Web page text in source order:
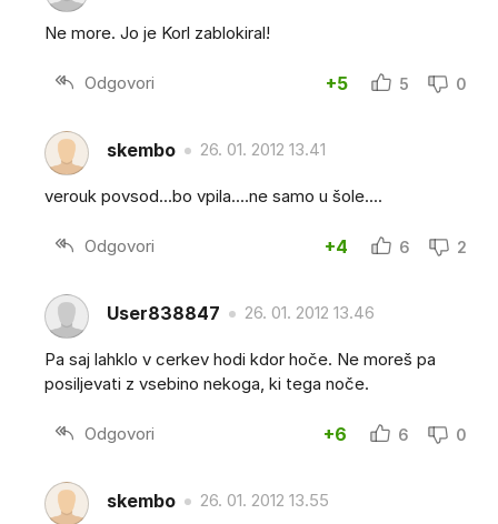
Ne more. Jo je Korl zablokiral!
Odgovori +5 5 0
skembo 26. 01. 2012 13.41
verouk povsod...bo vpila....ne samo u šole....
Odgovori +4 6 2
User838847 26. 01. 2012 13.46
Pa saj lahklo v cerkev hodi kdor hoče. Ne moreš pa
posiljevati z vsebino nekoga, ki tega noče.
Odgovori +6 6 0
skembo 26. 01. 2012 13.55